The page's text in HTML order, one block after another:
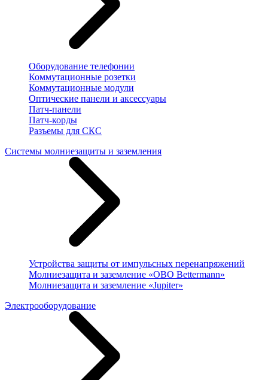
Оборудование телефонии
Коммутационные розетки
Коммутационные модули
Оптические панели и аксессуары
Патч-панели
Патч-корды
Разъемы для СКС
Системы молниезащиты и заземления
Устройства защиты от импульсных перенапряжений
Молниезащита и заземление «OBO Bettermann»
Молниезащита и заземление «Jupiter»
Электрооборудование